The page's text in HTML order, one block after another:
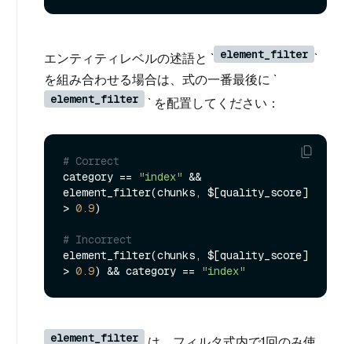
エンティティレベルの述語と ` element_filter `
を組み合わせる場合は、式の一番最後に `
element_filter ` を配置してください：
# Correct
category ==
"index" &&
element_filter(chunks, $[quality_score]
> 0.9)
# Incorrect
element_filter(chunks, $[quality_score]
> 0.9) && category == "index"
element_filter